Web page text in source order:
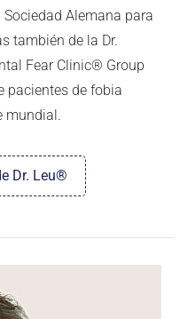
Alemana para
también de la Dr.
Fear Clinic® Group
pacientes de fobia
mundial.
Dr. Leu®